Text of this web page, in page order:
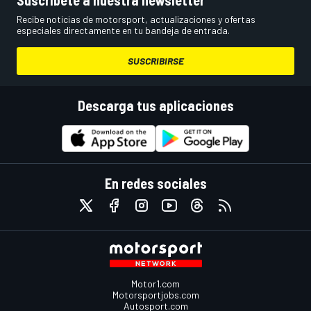
Recibe noticias de motorsport, actualizaciones y ofertas
especiales directamente en tu bandeja de entrada.
SUSCRIBIRSE
Descarga tus aplicaciones
En redes sociales
Motor1.com
Motorsportjobs.com
Autosport.com